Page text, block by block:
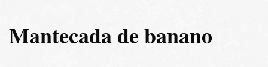
Mantecada de banano